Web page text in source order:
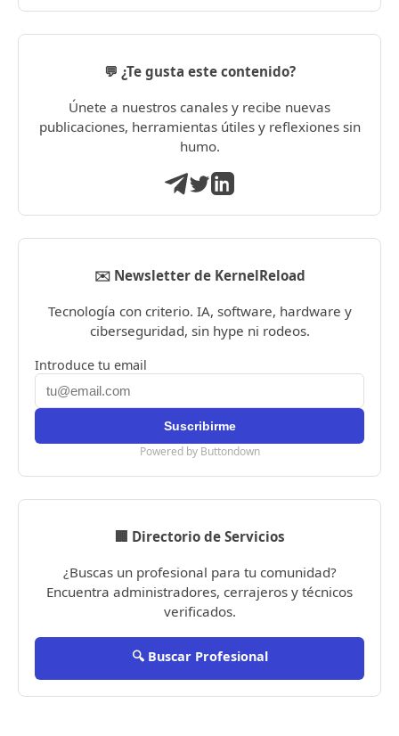
💬 ¿Te gusta este contenido?
Únete a nuestros canales y recibe nuevas
publicaciones, herramientas útiles y reflexiones sin
humo.
✉️ Newsletter de KernelReload
Tecnología con criterio. IA, software, hardware y
ciberseguridad, sin hype ni rodeos.
Introduce tu email
Powered by Buttondown
🏢 Directorio de Servicios
¿Buscas un profesional para tu comunidad?
Encuentra administradores, cerrajeros y técnicos
verificados.
🔍 Buscar Profesional